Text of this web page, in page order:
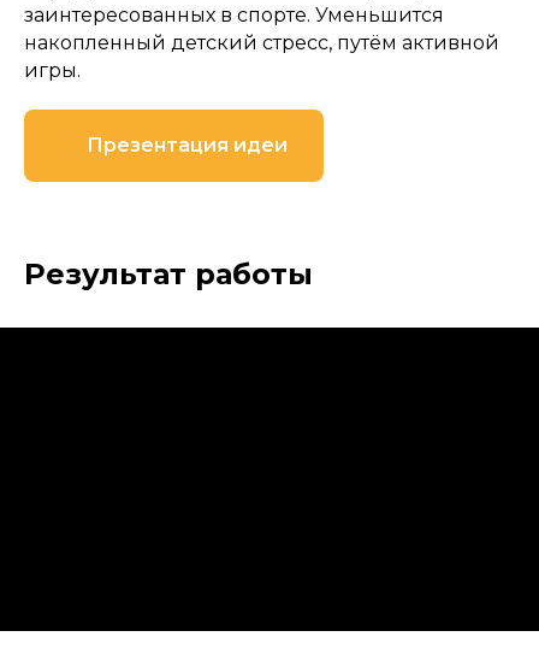
заинтересованных в спорте. Уменьшится
накопленный детский стресс, путём активной
игры.
Презентация идеи
Результат работы